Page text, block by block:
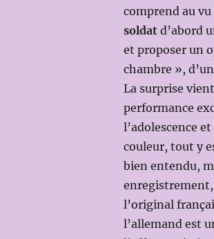
comprend au
soldatd’abord
et proposer un
chambre »,
La surprise
performance
l’adolescence
couleur, tout y
bien entendu,
l’original
l’allemand est